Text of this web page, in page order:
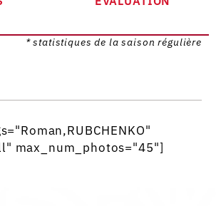
* statistiques de la saison régulière
max_num_photos="45"]